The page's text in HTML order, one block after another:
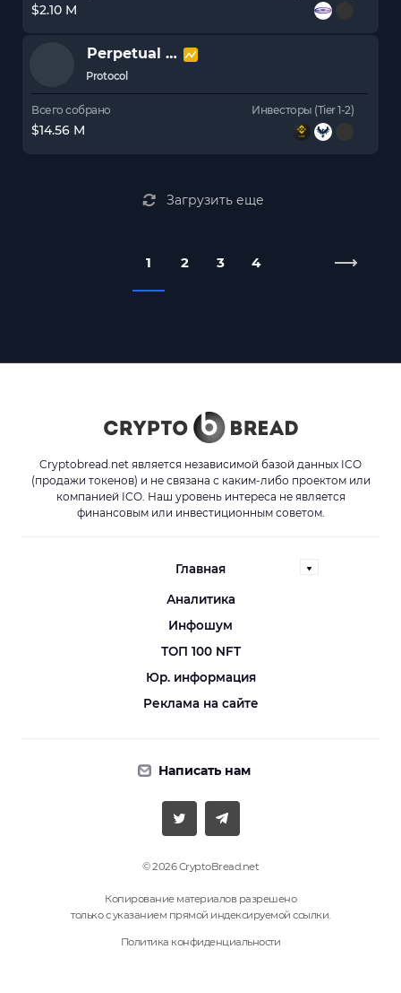
$2.10 M
Perpetual Protocol
Protocol
Всего собрано
$14.56 M
Инвесторы (Tier 1-2)
Загрузить еще
1 2 3 4
Cryptobread.net является независимой базой данных ICO
(продажи токенов) и не связана с каким-либо проектом или
компанией ICO. Наш уровень интереса не является
финансовым или инвестиционным советом.
Главная
Аналитика
Инфошум
ТОП 100 NFT
Юр. информация
Реклама на сайте
Написать нам
© 2026 CryptoBread.net
Копирование материалов разрешено
только с указанием прямой индексируемой ссылки.
Политика конфиденциальности